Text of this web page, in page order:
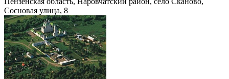
Сосновая улица, 8